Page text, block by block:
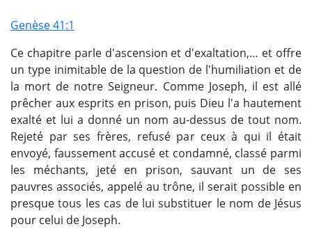
Genèse 41:1
Ce chapitre parle d'ascension et d'exaltation,… et offre
un type inimitable de la question de l'humiliation et de
la mort de notre Seigneur. Comme Joseph, il est allé
prêcher aux esprits en prison, puis Dieu l'a hautement
exalté et lui a donné un nom au-dessus de tout nom.
Rejeté par ses frères, refusé par ceux à qui il était
envoyé, faussement accusé et condamné, classé parmi
les méchants, jeté en prison, sauvant un de ses
pauvres associés, appelé au trône, il serait possible en
presque tous les cas de lui substituer le nom de Jésus
pour celui de Joseph.